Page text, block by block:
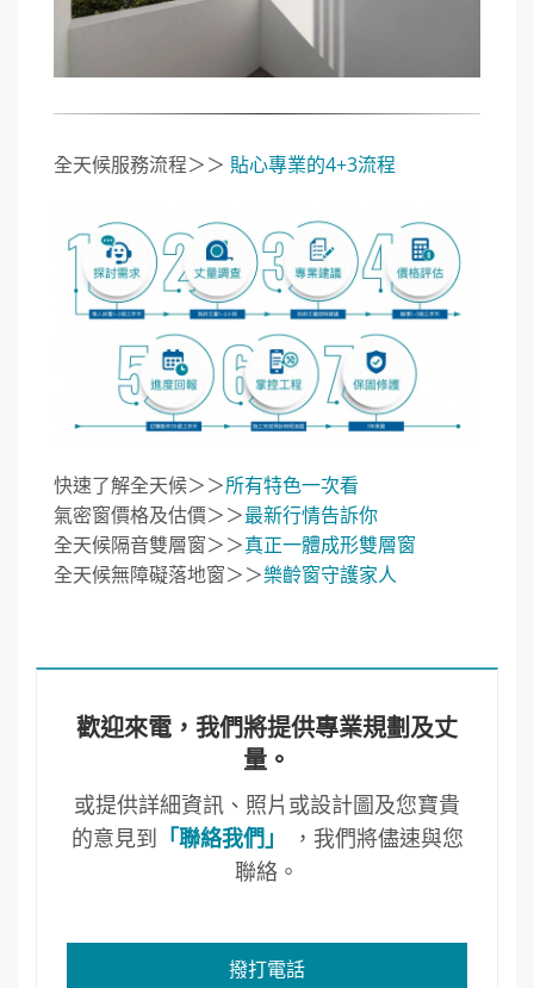
全天候服務流程＞＞ 貼心專業的4+3流程
快速了解全天候＞＞所有特色一次看
氣密窗價格及估價＞＞最新行情告訴你
全天候隔音雙層窗＞＞真正一體成形雙層窗
全天候無障礙落地窗＞＞樂齡窗守護家人
歡迎來電，我們將提供專業規劃及丈
量。
或提供詳細資訊、照片或設計圖及您寶貴
的意見到 「聯絡我們」
，我們將儘速與您
聯絡。
撥打電話